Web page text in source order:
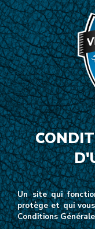
Un site qui
protège et qui
Conditions